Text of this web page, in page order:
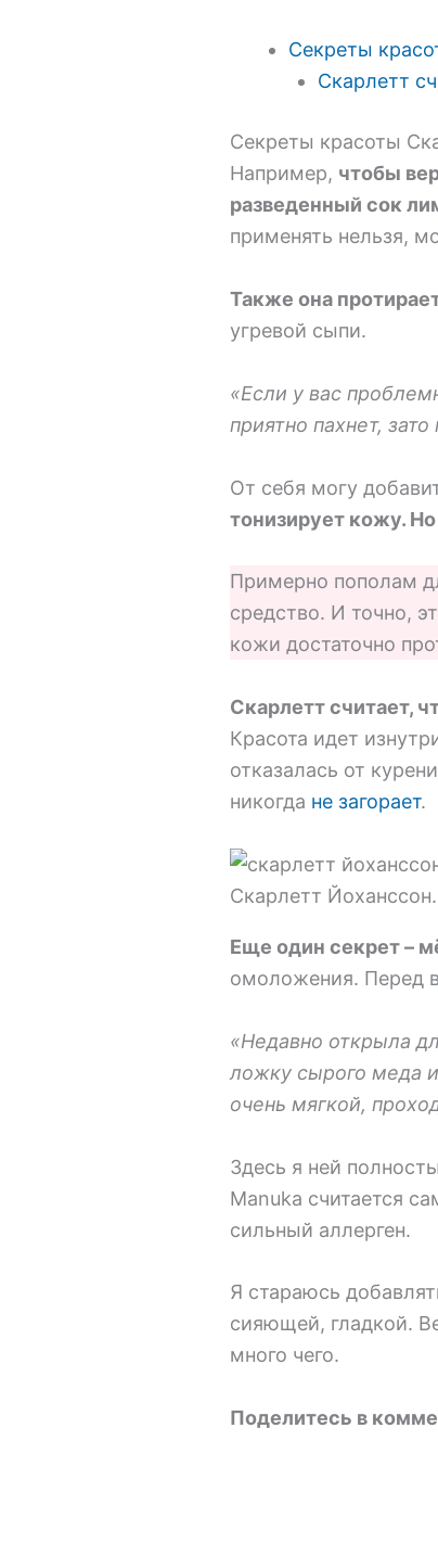
Секреты
Скарлетт
Секреты красоты
Например, чтобы
разведенный сок
применять нельзя,
Также она
угревой сыпи.
«Если у вас
приятно пахнет,
От себя могу
тонизирует кожу.
Примерно пополам
средство. И точно,
кожи достаточно
Скарлетт считает,
Красота идет
отказалась от
никогда не загорает.
Скарлетт
Еще один секрет –
омоложения. Перед
«Недавно открыла
ложку сырого меда
очень мягкой,
Здесь я ней
Manuka считается
сильный аллерген.
Я стараюсь
сияющей, гладкой.
много чего.
Поделитесь в